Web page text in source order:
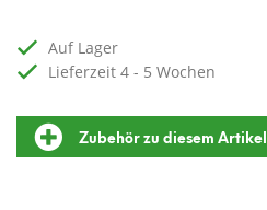
auf Lager
Lieferzeit 4 - 5 Wochen
Zubehör zu diesem Artikel